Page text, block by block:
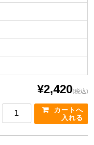
¥2,420(税込)